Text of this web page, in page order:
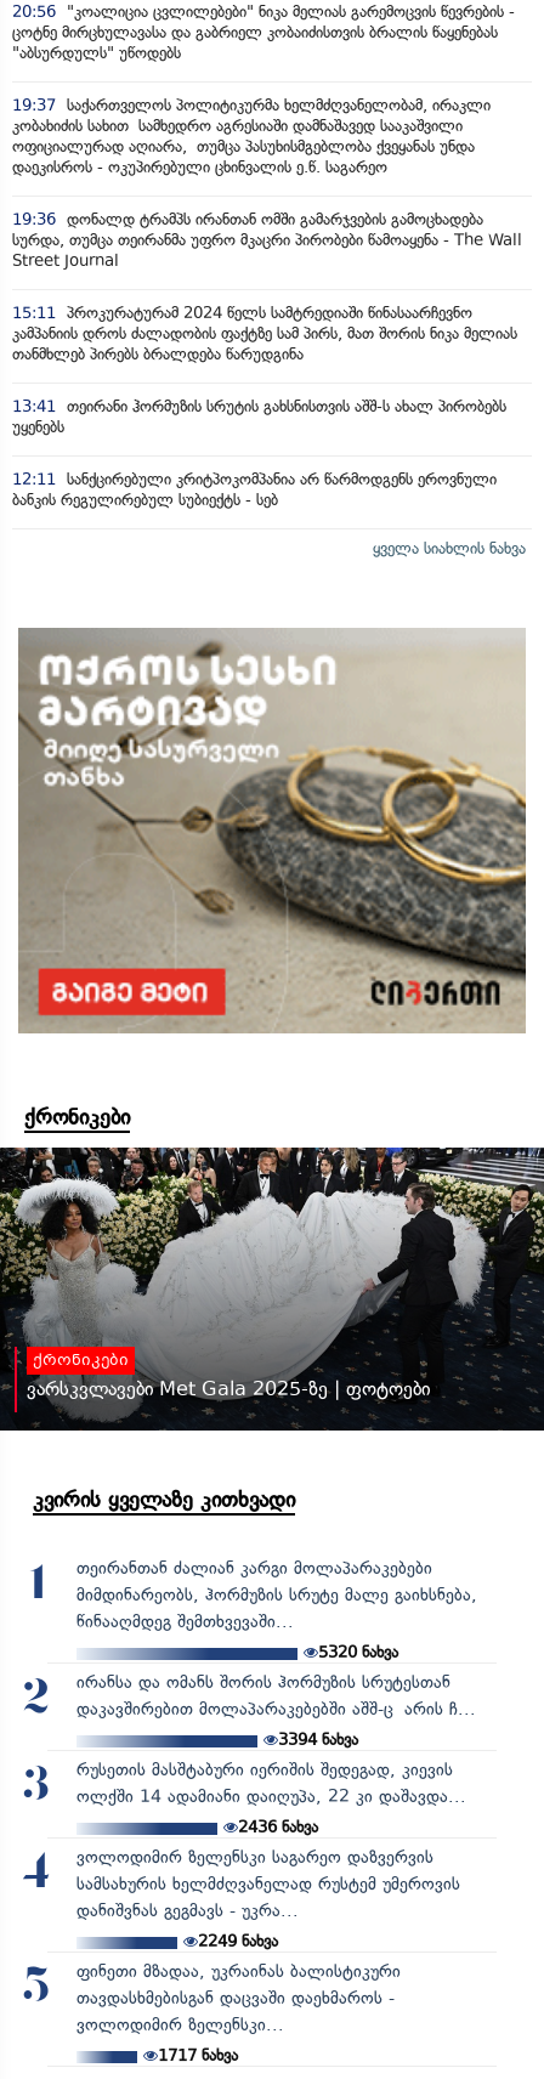
20:56
"კოალიცია ცვლილებები" ნიკა მელიას გარემოცვის წევრების -
ცოტნე მირცხულავასა და გაბრიელ კობაიძისთვის ბრალის წაყენებას
"აბსურდულს" უწოდებს
19:37 საქართველოს პოლიტიკურმა ხელმძღვანელობამ, ირაკლი
კობახიძის სახით სამხედრო აგრესიაში დამნაშავედ სააკაშვილი
ოფიციალურად აღიარა, თუმცა პასუხისმგებლობა ქვეყანას უნდა
დაეკისროს - ოკუპირებული ცხინვალის ე.წ. საგარეო
19:36 დონალდ ტრამპს ირანთან ომში გამარჯვების გამოცხადება
სურდა, თუმცა თეირანმა უფრო მკაცრი პირობები წამოაყენა - The Wall
Street Journal
15:11
პროკურატურამ 2024 წელს სამტრედიაში წინასაარჩევნო
კამპანიის დროს ძალადობის ფაქტზე სამ პირს, მათ შორის ნიკა მელიას
თანმხლებ პირებს ბრალდება წარუდგინა
13:41
თეირანი ჰორმუზის სრუტის გახსნისთვის აშშ-ს ახალ პირობებს
უყენებს
12:11
სანქცირებული კრიტპოკომპანია არ წარმოდგენს ეროვნული
ბანკის რეგულირებულ სუბიექტს - სებ
ყველა სიახლის ნახვა
ქრონიკები
ქრონიკები
ვარსკვლავები Met Gala 2025-ზე | ფოტოები
კვირის ყველაზე კითხვადი
1
თეირანთან ძალიან კარგი მოლაპარაკებები
მიმდინარეობს, ჰორმუზის სრუტე მალე გაიხსნება,
წინააღმდეგ შემთხვევაში...
5320ნახვა
2
ირანსა და ომანს შორის ჰორმუზის სრუტესთან
დაკავშირებით მოლაპარაკებებში აშშ-ც არის ჩ...
3394ნახვა
3
რუსეთის მასშტაბური იერიშის შედეგად, კიევის
ოლქში 14 ადამიანი დაიღუპა, 22 კი დაშავდა...
2436ნახვა
4
ვოლოდიმირ ზელენსკი საგარეო დაზვერვის
სამსახურის ხელმძღვანელად რუსტემ უმეროვის
დანიშვნას გეგმავს - უკრა...
2249ნახვა
5
ფინეთი მზადაა, უკრაინას ბალისტიკური
თავდასხმებისგან დაცვაში დაეხმაროს -
ვოლოდიმირ ზელენსკი...
1717ნახვა